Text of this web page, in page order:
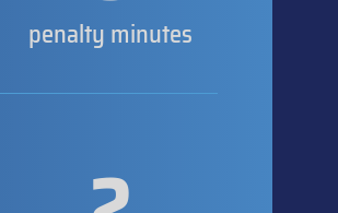
penalty minutes